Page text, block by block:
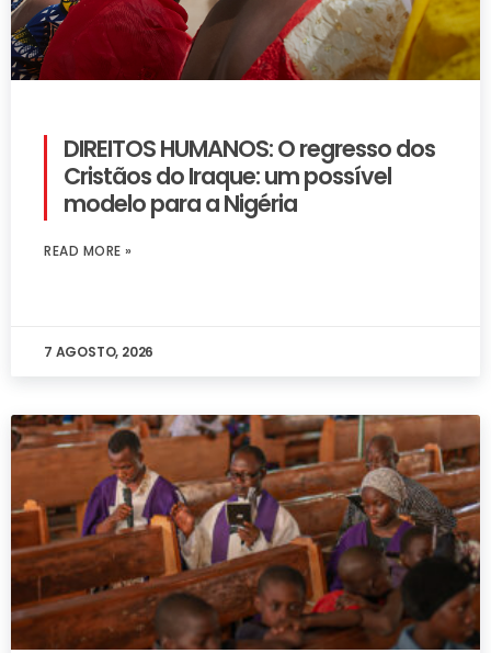
DIREITOS HUMANOS: O regresso dos
Cristãos do Iraque: um possível
modelo para a Nigéria
READ MORE »
7 AGOSTO, 2026